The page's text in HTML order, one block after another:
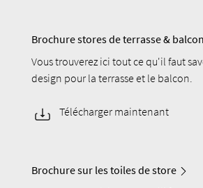
Brochure stores de terrasse & balcon
Vous trouverez ici tout ce qu'il faut
design pour la terrasse et le balcon.
Télécharger maintenant
Brochure sur les toiles de store